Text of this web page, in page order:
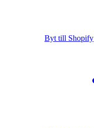
Byt till Shopify